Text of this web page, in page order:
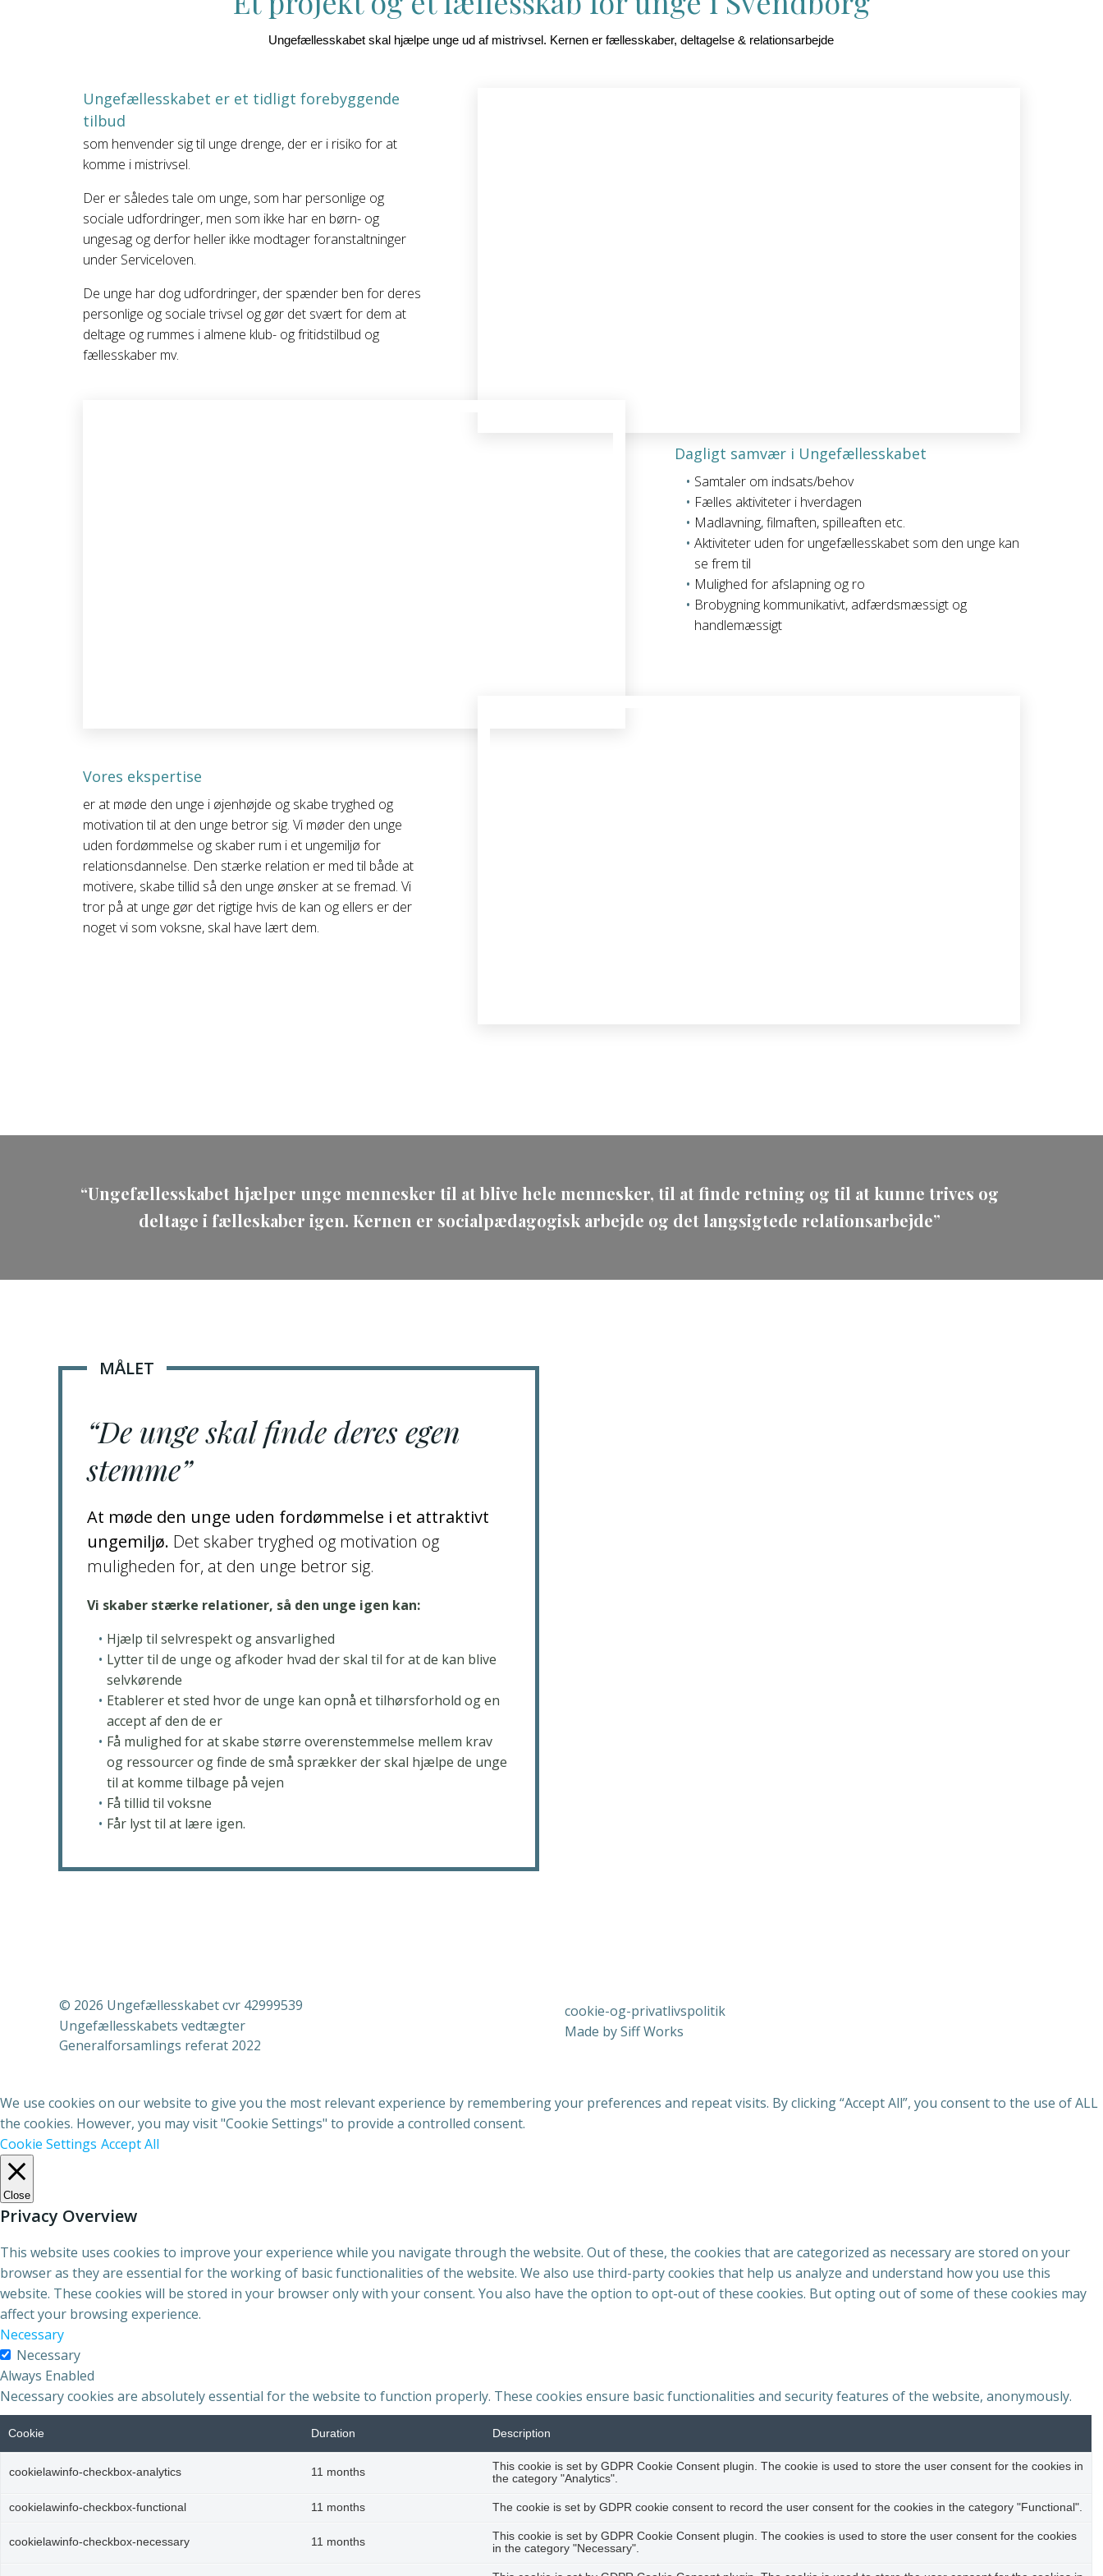
Ungefællesskabet skal hjælpe unge ud af mistrivsel. Kernen er fællesskaber, deltagelse & relationsarbejde
Ungefællesskabet er et tidligt forebyggende
tilbud
som henvender sig til unge drenge, der er i risiko for at
komme i mistrivsel.
Der er således tale om unge, som har personlige og
sociale udfordringer, men som ikke har en børn- og
ungesag og derfor heller ikke modtager foranstaltninger
under Serviceloven.
De unge har dog udfordringer, der spænder ben for deres
personlige og sociale trivsel og gør det svært for dem at
deltage og rummes i almene klub- og fritidstilbud og
fællesskaber mv.
Dagligt samvær i Ungefællesskabet
Samtaler om indsats/behov
Fælles aktiviteter i hverdagen
Madlavning, filmaften, spilleaften etc.
Aktiviteter uden for ungefællesskabet som den unge kan
se frem til
Mulighed for afslapning og ro
Brobygning kommunikativt, adfærdsmæssigt og
handlemæssigt
Vores ekspertise
er at møde den unge i øjenhøjde og skabe tryghed og
motivation til at den unge betror sig. Vi møder den unge
uden fordømmelse og skaber rum i et ungemiljø for
relationsdannelse. Den stærke relation er med til både at
motivere, skabe tillid så den unge ønsker at se fremad. Vi
tror på at unge gør det rigtige hvis de kan og ellers er der
noget vi som voksne, skal have lært dem.
“Ungefællesskabet hjælper unge mennesker til at blive hele mennesker, til at finde retning og til at kunne trives og
deltage i fælleskaber igen. Kernen er socialpædagogisk arbejde og det langsigtede relationsarbejde”
MÅLET
“De unge skal finde deres egen
stemme”
At møde den unge uden fordømmelse i et attraktivt
ungemiljø. Det skaber tryghed og motivation og
muligheden for, at den unge betror sig.
Vi skaber stærke relationer, så den unge igen kan:
Hjælp til selvrespekt og ansvarlighed
Lytter til de unge og afkoder hvad der skal til for at de kan blive
selvkørende
Etablerer et sted hvor de unge kan opnå et tilhørsforhold og en
accept af den de er
Få mulighed for at skabe større overenstemmelse mellem krav
og ressourcer og finde de små sprækker der skal hjælpe de unge
til at komme tilbage på vejen
Få tillid til voksne
Får lyst til at lære igen.
© 2026 Ungefællesskabet cvr 42999539
Ungefællesskabets vedtægter
Generalforsamlings referat 2022
cookie-og-privatlivspolitik
Made by Siff Works
We use cookies on our website to give you the most relevant experience by remembering your preferences and repeat visits. By clicking “Accept All”, you consent to the use of ALL
the cookies. However, you may visit "Cookie Settings" to provide a controlled consent.
Cookie Settings Accept All
Close
Privacy Overview
This website uses cookies to improve your experience while you navigate through the website. Out of these, the cookies that are categorized as necessary are stored on your
browser as they are essential for the working of basic functionalities of the website. We also use third-party cookies that help us analyze and understand how you use this
website. These cookies will be stored in your browser only with your consent. You also have the option to opt-out of these cookies. But opting out of some of these cookies may
affect your browsing experience.
Necessary
Necessary
Always Enabled
Necessary cookies are absolutely essential for the website to function properly. These cookies ensure basic functionalities and security features of the website, anonymously.
Cookie Duration Description
cookielawinfo-checkbox-analytics 11 months
This cookie is set by GDPR Cookie Consent plugin. The cookie is used to store the user consent for the cookies in
the category "Analytics".
cookielawinfo-checkbox-functional 11 months The cookie is set by GDPR cookie consent to record the user consent for the cookies in the category "Functional".
cookielawinfo-checkbox-necessary 11 months
This cookie is set by GDPR Cookie Consent plugin. The cookies is used to store the user consent for the cookies
in the category "Necessary".